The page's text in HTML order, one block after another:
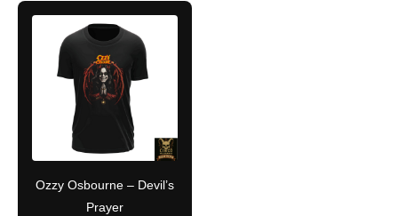
Ozzy Osbourne – Devil’s
Prayer